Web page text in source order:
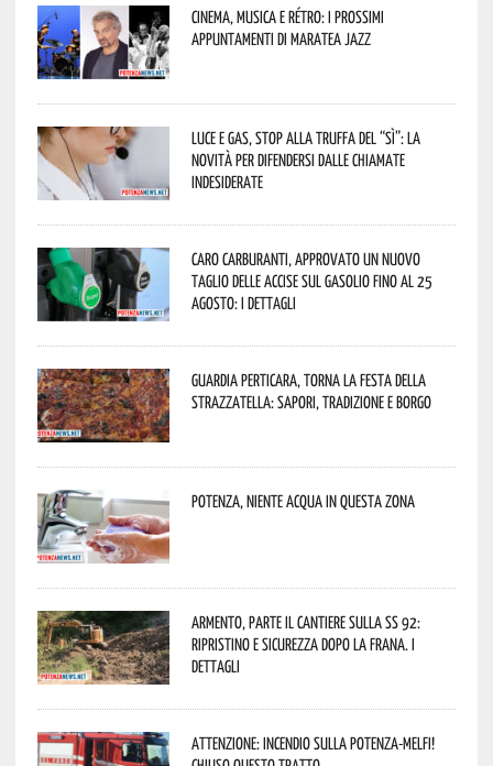
Cinema, musica e rétro: i prossimi
appuntamenti di Maratea Jazz
Luce e gas, stop alla truffa del “Sì”: la
novità per difendersi dalle chiamate
indesiderate
Caro carburanti, approvato un nuovo
taglio delle accise sul gasolio fino al 25
agosto: i dettagli
Guardia Perticara, torna la Festa della
Strazzatella: sapori, tradizione e borgo
Potenza, niente acqua in questa zona
Armento, parte il cantiere sulla SS 92:
ripristino e sicurezza dopo la frana. I
dettagli
Attenzione: incendio sulla Potenza-Melfi!